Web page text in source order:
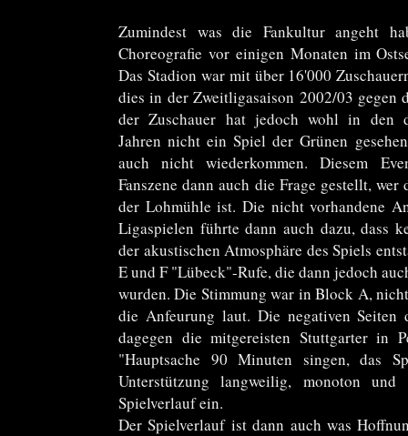
Zumindest was die Fankultur angeht
Choreografie vor einigen Monaten im
Das Stadion war mit über 16'000
dies in der Zweitligasaison 2002/03 gegen
der Zuschauer hat jedoch wohl in den
Jahren nicht ein Spiel der Grünen
auch nicht wiederkommen. Diesem
Fanszene dann auch die Frage gestellt,
der Lohmühle ist. Die nicht vorhandene
Ligaspielen führte dann auch dazu, dass
der akustischen Atmosphäre des Spiels
E und F "Lübeck"-Rufe, die dann jedoch
wurden. Die Stimmung war in Block A,
die Anfeurung laut. Die negativen
dagegen die mitgereisten Stuttgarter in
"Hauptsache 90 Minuten singen, das
Unterstützung langweilig, monoton
Spielverlauf ein.
Der Spielverlauf ist dann auch was